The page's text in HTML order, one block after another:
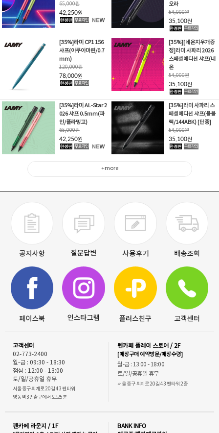
65,000원
42,250원
오라
54,000원
35,100원
[35%]라미 CP1 156
샤프(아쿠아마린/0.7
mm)
120,000원
78,000원
[35%][네온지우개증
정]라미 사파리 2026
스페셜에디션 샤프(네
온
54,000원
35,100원
[35%]라미 AL-Star 2
026 샤프 0.5mm(파
인/플라밍고)
65,000원
42,250원
[35%]라미 사파리 스
페셜에디션 샤프(올블
랙/144ABK) [단종]
54,000원
35,100원
+more
고객센터
02-773-2400
월-금 : 09:30 - 18:30
점심 : 12:00 - 13:00
토/일/공휴일 휴무
서울 중구 퇴계로 20길 43 펜타워
명동역 3번출구에서 도보5분
펜카페 플레이 스토어 / 2F
[매장구매 예약방문/매장수령]
월-금 : 13:00 - 18:00
토/일/공휴일 휴무
서울 중구 퇴계로 20길 43 펜타워 2층
펜카페 라운지 / 1F
BANK INFO